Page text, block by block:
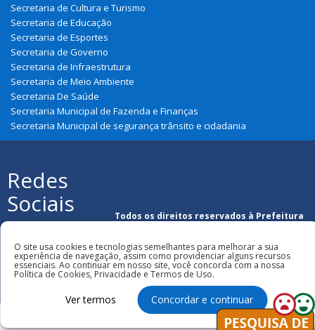
Secretaria de Cultura e Turismo
Secretaria de Educação
Secretaria de Esportes
Secretaria de Governo
Secretaria de Infraestrutura
Secretaria de Meio Ambiente
Secretaria De Saúde
Secretaria Municipal de Fazenda e Finanças
Secretaria Municipal de segurança trânsito e cidadania
Redes
Sociais
Todos os direitos reservados à Prefeitura
O site usa cookies e tecnologias semelhantes para melhorar a sua
experiência de navegação, assim como providenciar alguns recursos
essenciais. Ao continuar em nosso site, você concorda com a nossa
Política de Cookies, Privacidade e Termos de Uso.
Ver termos Concordar e continuar